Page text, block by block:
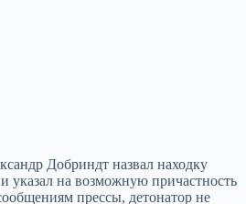
Добриндт назвал находку
указал на возможную причастность
прессы, детонатор не